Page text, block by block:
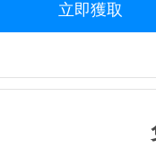
立即獲取